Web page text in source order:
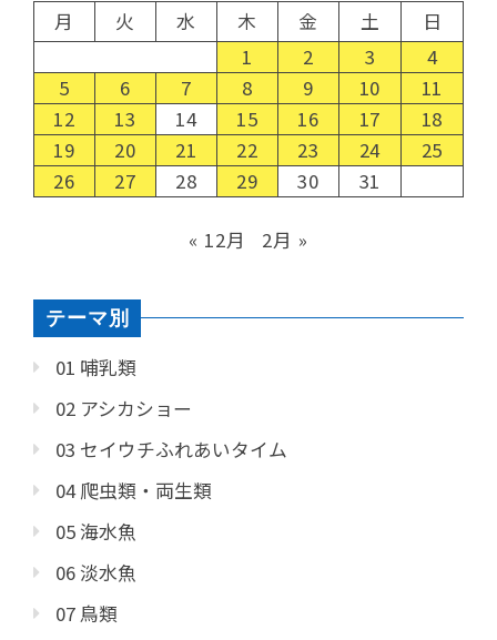
月
火 水 木 金 土
日
1
2 3
4
5
6 7 8 9 10
11
12
13 14 15 16 17
18
19
20 21 22 23 24
25
26
27 28 29 30 31
« 12月 2月 »
テーマ別
01 哺乳類
02 アシカショー
03 セイウチふれあいタイム
04 爬虫類・両生類
05 海水魚
06 淡水魚
07 鳥類